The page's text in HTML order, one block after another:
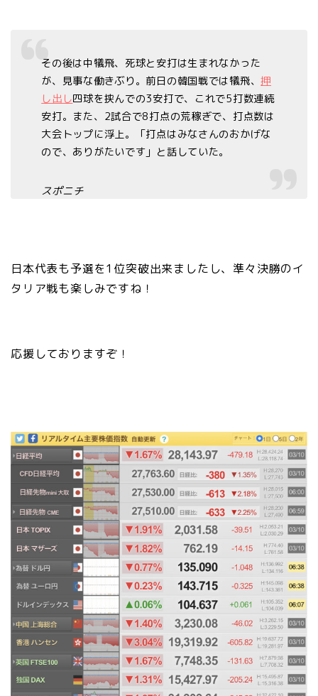
その後は中犠飛、死球と安打は生まれなかった
が、見事な働きぶり。前日の韓国戦では犠飛、押
し出し四球を挟んでの3安打で、これで5打数連続
安打。また、2試合で8打点の荒稼ぎで、打点数は
大会トップに浮上。「打点はみなさんのおかげな
ので、ありがたいです」と話していた。
スポニチ
日本代表も予選を1位突破出来ましたし、準々決勝のイ
タリア戦も楽しみですね！
応援しておりますぞ！